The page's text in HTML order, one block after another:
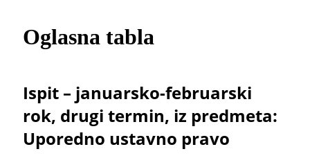
Oglasna tabla
Ispit – januarsko-februarski
rok, drugi termin, iz predmeta:
Uporedno ustavno pravo